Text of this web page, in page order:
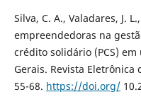
Silva, C. A., Valadares, J.
empreendedoras na
crédito solidário (PCS)
Gerais. Revista
55-68. https://doi.org/